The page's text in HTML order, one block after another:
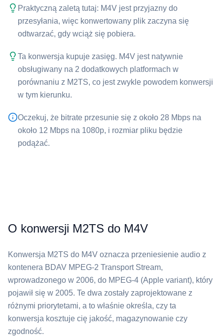
Praktyczną zaletą tutaj: ⁦M4V⁩ jest przyjazny do
przesyłania, więc konwertowany plik zaczyna się
odtwarzać, gdy wciąż się pobiera.
Ta konwersja kupuje zasięg. ⁦M4V⁩ jest natywnie
obsługiwany na 2 dodatkowych platformach w
porównaniu z ⁦M2TS⁩, co jest zwykle powodem konwersji
w tym kierunku.
Oczekuj, że bitrate przesunie się z około 28 Mbps na
około 12 Mbps na 1080p, i rozmiar pliku będzie
podążać.
O konwersji M2TS do M4V
Konwersja ⁦M2TS⁩ do ⁦M4V⁩ oznacza przeniesienie audio z
kontenera BDAV MPEG-2 Transport Stream,
wprowadzonego w 2006, do MPEG-4 (Apple variant), który
pojawił się w 2005. Te dwa zostały zaprojektowane z
różnymi priorytetami, a to właśnie określa, czy ta
konwersja kosztuje cię jakość, magazynowanie czy
zgodność.